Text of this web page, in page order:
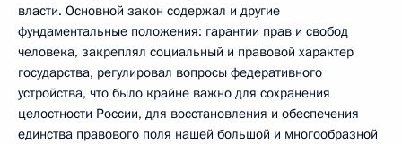
власти. Основной закон содержал и другие
фундаментальные положения: гарантии прав и свобод
человека, закреплял социальный и правовой характер
государства, регулировал вопросы федеративного
устройства, что было крайне важно для сохранения
целостности России, для восстановления и обеспечения
единства правового поля нашей большой и многообразной